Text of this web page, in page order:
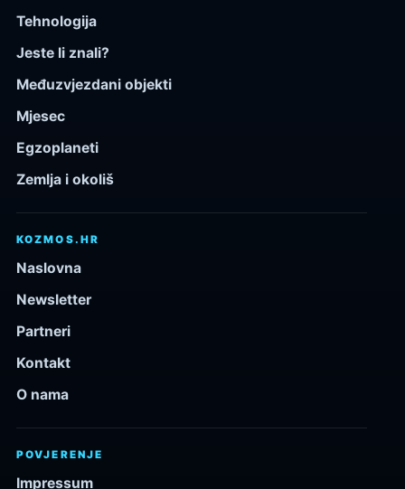
Tehnologija
Jeste li znali?
Međuzvjezdani objekti
Mjesec
Egzoplaneti
Zemlja i okoliš
KOZMOS.HR
Naslovna
Newsletter
Partneri
Kontakt
O nama
POVJERENJE
Impressum